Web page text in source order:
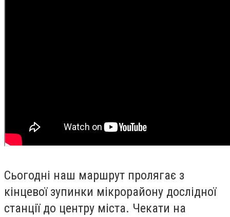
Сьогодні наш маршрут пролягає з
кінцевої зупинки мікрорайону дослідної
станції до центру міста. Чекати на